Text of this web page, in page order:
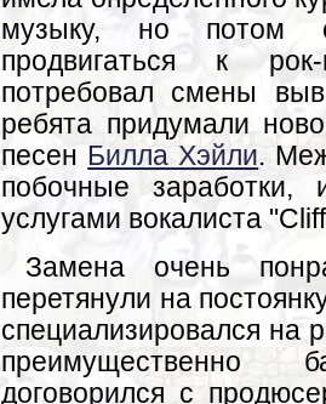
музыку, но потом
продвигаться к
потребовал смены
ребята придумали
песен Билла Хэйли.
побочные заработки,
услугами вокалиста
Замена очень
перетянули на
специализировался на
преимущественно
договорился с